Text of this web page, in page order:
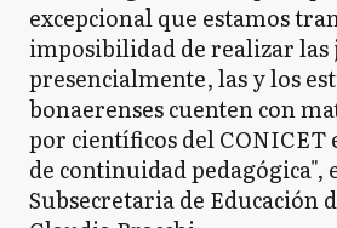
excepcional que estamos
imposibilidad de realizar las
presencialmente, las y los
bonaerenses cuenten con
por científicos del CONICET
de continuidad pedagógica",
Subsecretaria de Educación